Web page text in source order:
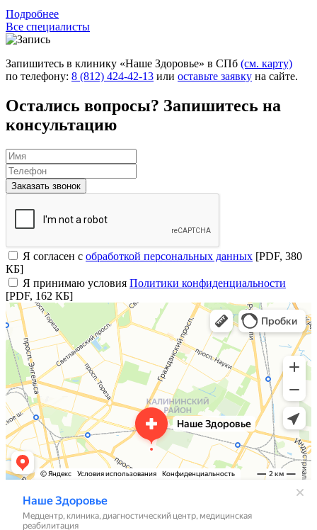
Подробнее
Все специалисты
Запишитесь в клинику «Наше Здоровье» в СПб (см. карту)
по телефону: 8 (812) 424-42-13 или оставьте заявку на сайте.
Остались вопросы? Запишитесь на
консультацию
Заказать звонок
Я согласен с обработкой персональных данных [PDF, 380
КБ]
Я принимаю условия Политики конфиденциальности
[PDF, 162 КБ]